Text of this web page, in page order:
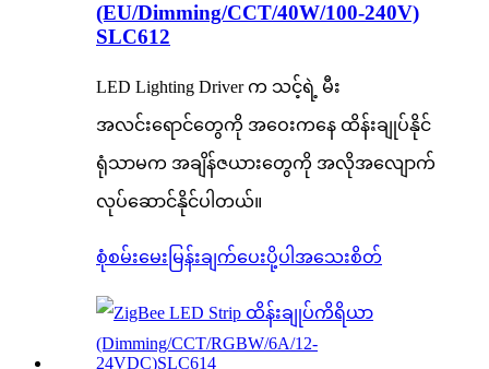
(EU/Dimming/CCT/40W/100-240V)
SLC612
LED Lighting Driver က သင့်ရဲ့ မီး
အလင်းရောင်တွေကို အဝေးကနေ ထိန်းချုပ်နိုင်
ရုံသာမက အချိန်ဇယားတွေကို အလိုအလျောက်
လုပ်ဆောင်နိုင်ပါတယ်။
စုံစမ်းမေးမြန်းချက်ပေးပို့ပါ အသေးစိတ်